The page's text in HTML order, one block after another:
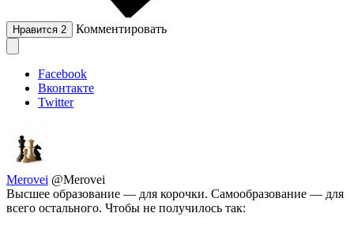
Нравится 2 Комментировать
Facebook
Вконтакте
Twitter
Merovei @Merovei
Высшее образование — для корочки. Самообразование — для
всего остального. Чтобы не получилось так: